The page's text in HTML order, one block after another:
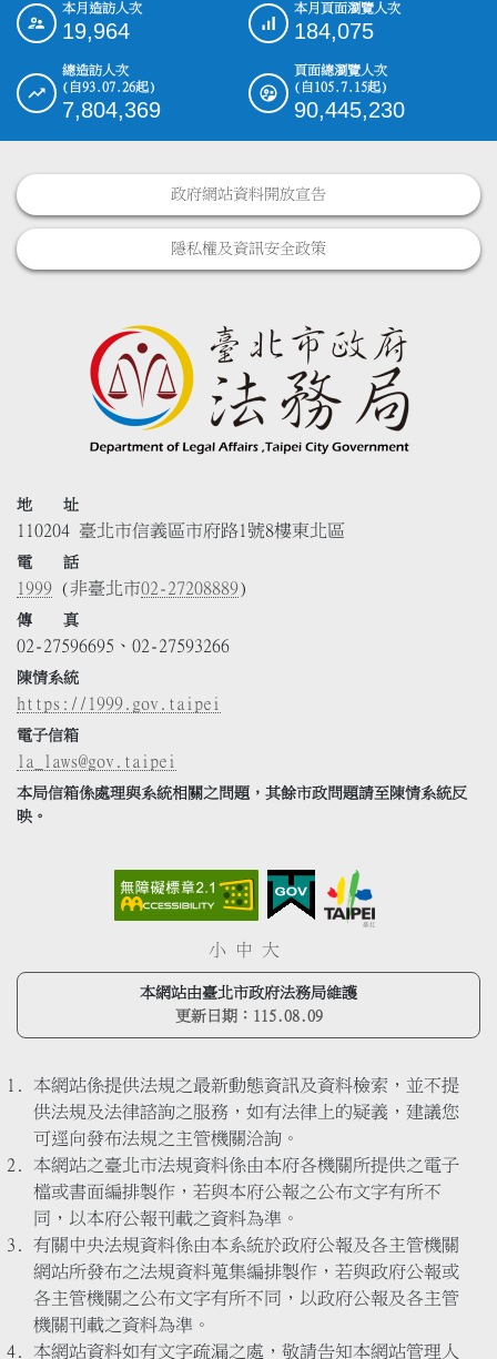
::: 本月造訪人次
19,964
本月頁面瀏覽人次
184,075
總造訪人次
(自93.07.26起)
7,804,369
頁面總瀏覽人次
(自105.7.15起)
90,445,230
政府網站資料開放宣告
隱私權及資訊安全政策
地 址
110204 臺北市信義區市府路1號8樓東北區
電 話
1999 (非臺北市02-27208889)
傳 真
02-27596695、02-27593266
陳情系統
https://1999.gov.taipei
電子信箱
la_laws@gov.taipei
本局信箱係處理與系統相關之問題，其餘市政問題請至陳情系統反
映。
小 中 大
本網站由臺北市政府法務局維護
更新日期： 115.08.09
本網站係提供法規之最新動態資訊及資料檢索，並不提
供法規及法律諮詢之服務，如有法律上的疑義，建議您
可逕向發布法規之主管機關洽詢。
本網站之臺北市法規資料係由本府各機關所提供之電子
檔或書面編排製作，若與本府公報之公布文字有所不
同，以本府公報刊載之資料為準。
有關中央法規資料係由本系統於政府公報及各主管機關
網站所發布之法規資料蒐集編排製作，若與政府公報或
各主管機關之公布文字有所不同，以政府公報及各主管
機關刊載之資料為準。
本網站資料如有文字疏漏之處，敬請告知本網站管理人